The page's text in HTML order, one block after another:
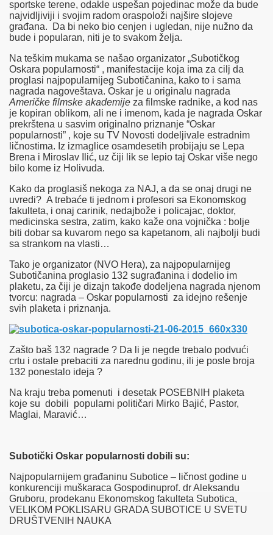
sportske terene, odakle uspešan pojedinac može da bude
najvidljiviji i svojim radom oraspoloži najšire slojeve
građana. Da bi neko bio cenjen i ugledan, nije nužno da
bude i popularan, niti je to svakom želja.
Na teškim mukama se našao organizator „Subotičkog
Oskara popularnosti“ , manifestacije koja ima za cilj da
proglasi najpopularnijeg Subotičanina, kako to i sama
nagrada nagoveštava. Oskar je u originalu nagrada
Američke filmske akademije za filmske radnike, a kod nas
je kopiran oblikom, ali ne i imenom, kada je nagrada Oskar
prekrštena u sasvim originalno priznanje “Oskar
popularnosti” , koje su TV Novosti dodeljivale estradnim
ličnostima. Iz izmaglice osamdesetih probijaju se Lepa
Brena i Miroslav Ilić, uz čiji lik se lepio taj Oskar više nego
bilo kome iz Holivuda.
Kako da proglasiš nekoga za NAJ, a da se onaj drugi ne
uvredi? A trebaće ti jednom i profesori sa Ekonomskog
fakulteta, i onaj carinik, nedajbože i policajac, doktor,
medicinska sestra, zatim, kako kaže ona vojnička : bolje
biti dobar sa kuvarom nego sa kapetanom, ali najbolji budi
sa strankom na vlasti…
Tako je organizator (NVO Hera), za najpopularnijeg
Subotičanina proglasio 132 sugrađanina i dodelio im
plaketu, za čiji je dizajn takođe dodeljena nagrada njenom
tvorcu: nagrada – Oskar popularnosti za idejno rešenje
svih plaketa i priznanja.
Zašto baš 132 nagrade ? Da li je negde trebalo podvući
crtu i ostale prebaciti za narednu godinu, ili je posle broja
132 ponestalo ideja ?
Na kraju treba pomenuti i desetak POSEBNIH plaketa
koje su dobili popularni političari Mirko Bajić, Pastor,
Maglai, Maravić…
Subotički Oskar popularnosti dobili su:
Najpopularnijem građaninu Subotice – ličnost godine u
konkurenciji muškaraca Gospodinuprof. dr Aleksandu
Gruboru, prodekanu Ekonomskog fakulteta Subotica,
VELIKOM POKLISARU GRADA SUBOTICE U SVETU
DRUŠTVENIH NAUKA
functionalities and security features of the website. These cookies do
not store any personal information.
Non-necessary
Non-necessary
function and is used specifically to collect user personal data via
analytics, ads, other embedded contents are termed as non-necessary
cookies. It is mandatory to procure user consent prior to running these
cookies on your website.
SAVE & ACCEPT
Naslovna
Dešavanja
Galerije
Nekretnine
Laguna